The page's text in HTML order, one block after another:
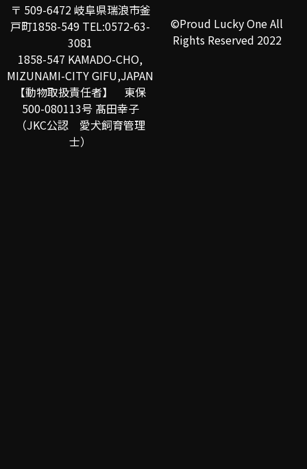
〒 509-6472 岐阜県瑞浪市釜
戸町1858-549 TEL:0572-63-
3081
1858-547 KAMADO-CHO,
MIZUNAMI-CITY GIFU,JAPAN
【動物取扱責任者】 東保
500-080113号 髙田幸子
（JKC公認 愛犬飼育管理
士）
©Proud Lucky One All
Rights Reserved 2022